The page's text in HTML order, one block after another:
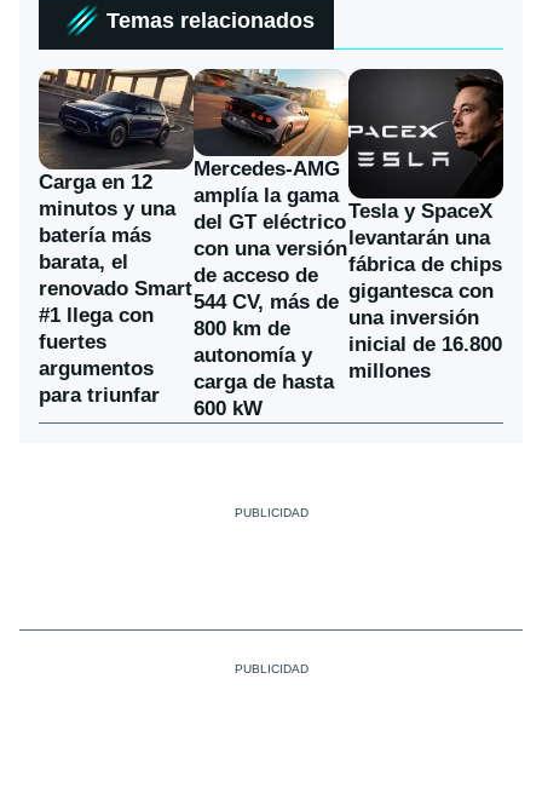
Temas relacionados
Carga en 12
minutos y una
batería más
barata, el
renovado Smart
#1 llega con
fuertes
argumentos
para triunfar
Mercedes-AMG
amplía la gama
del GT eléctrico
con una versión
de acceso de
544 CV, más de
800 km de
autonomía y
carga de hasta
600 kW
Tesla y SpaceX
levantarán una
fábrica de chips
gigantesca con
una inversión
inicial de 16.800
millones